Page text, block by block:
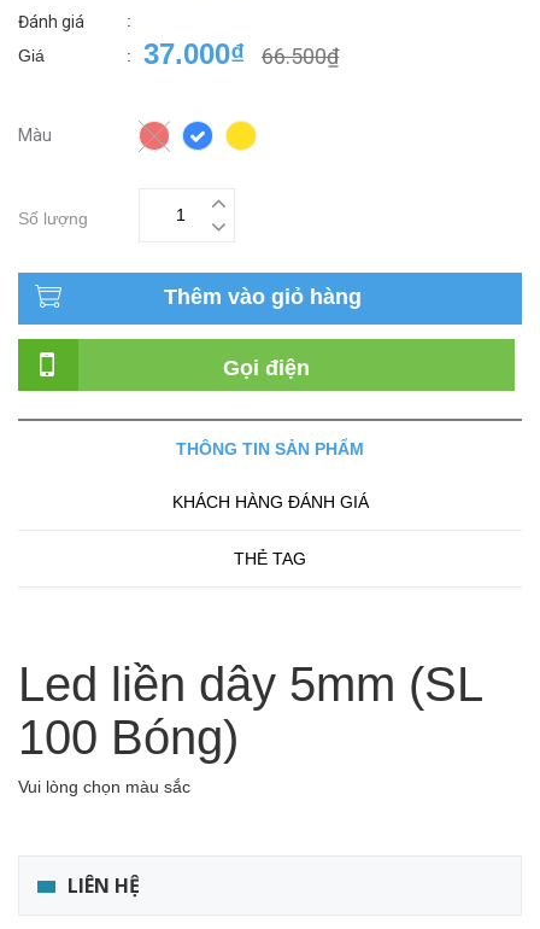
Đánh giá
:
Giá
: 37.000₫ 66.500₫
Màu
Số lượng
Thêm vào giỏ hàng
Gọi điện
THÔNG TIN SẢN PHẨM
KHÁCH HÀNG ĐÁNH GIÁ
THẺ TAG
Led liền dây 5mm (SL
100 Bóng)
Vui lòng chọn màu sắc
LIÊN HỆ